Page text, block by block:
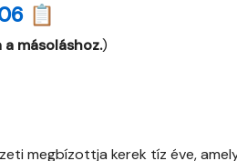
📋
másoláshoz.)
megbízottja kerek tíz éve,